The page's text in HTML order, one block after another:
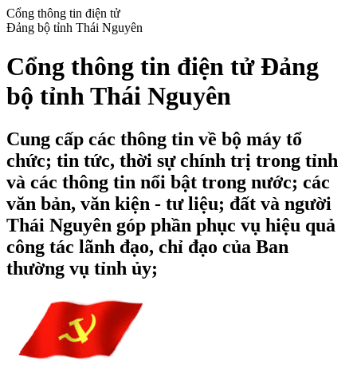
Cổng thông tin điện tử
Đảng bộ tỉnh Thái Nguyên
Cổng thông tin điện tử Đảng
bộ tỉnh Thái Nguyên
Cung cấp các thông tin về bộ máy tổ
chức; tin tức, thời sự chính trị trong tỉnh
và các thông tin nổi bật trong nước; các
văn bản, văn kiện - tư liệu; đất và người
Thái Nguyên góp phần phục vụ hiệu quả
công tác lãnh đạo, chỉ đạo của Ban
thường vụ tỉnh ủy;